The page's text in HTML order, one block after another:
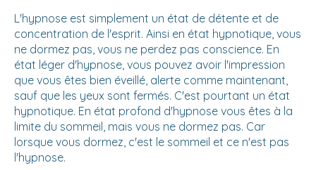
L'hypnose est simplement un état de détente et de
concentration de l'esprit. Ainsi en état hypnotique, vous
ne dormez pas, vous ne perdez pas conscience. En
état léger d'hypnose, vous pouvez avoir l'impression
que vous êtes bien éveillé, alerte comme maintenant,
sauf que les yeux sont fermés. C'est pourtant un état
hypnotique. En état profond d'hypnose vous êtes à la
limite du sommeil, mais vous ne dormez pas. Car
lorsque vous dormez, c'est le sommeil et ce n'est pas
l'hypnose.